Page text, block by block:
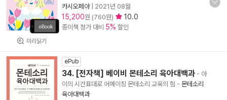
미리읽기
카시오페아| 2021년 08월
15,200원 (760원) 10.0
종이책 정가 대비 5% 할인
ePub
34. [전자책] 베이비 몬테소리 육아대백과 - 아
이의 시간표대로 어메이징 몬테소리 교육의 힘 - 몬테소리
육아대백과